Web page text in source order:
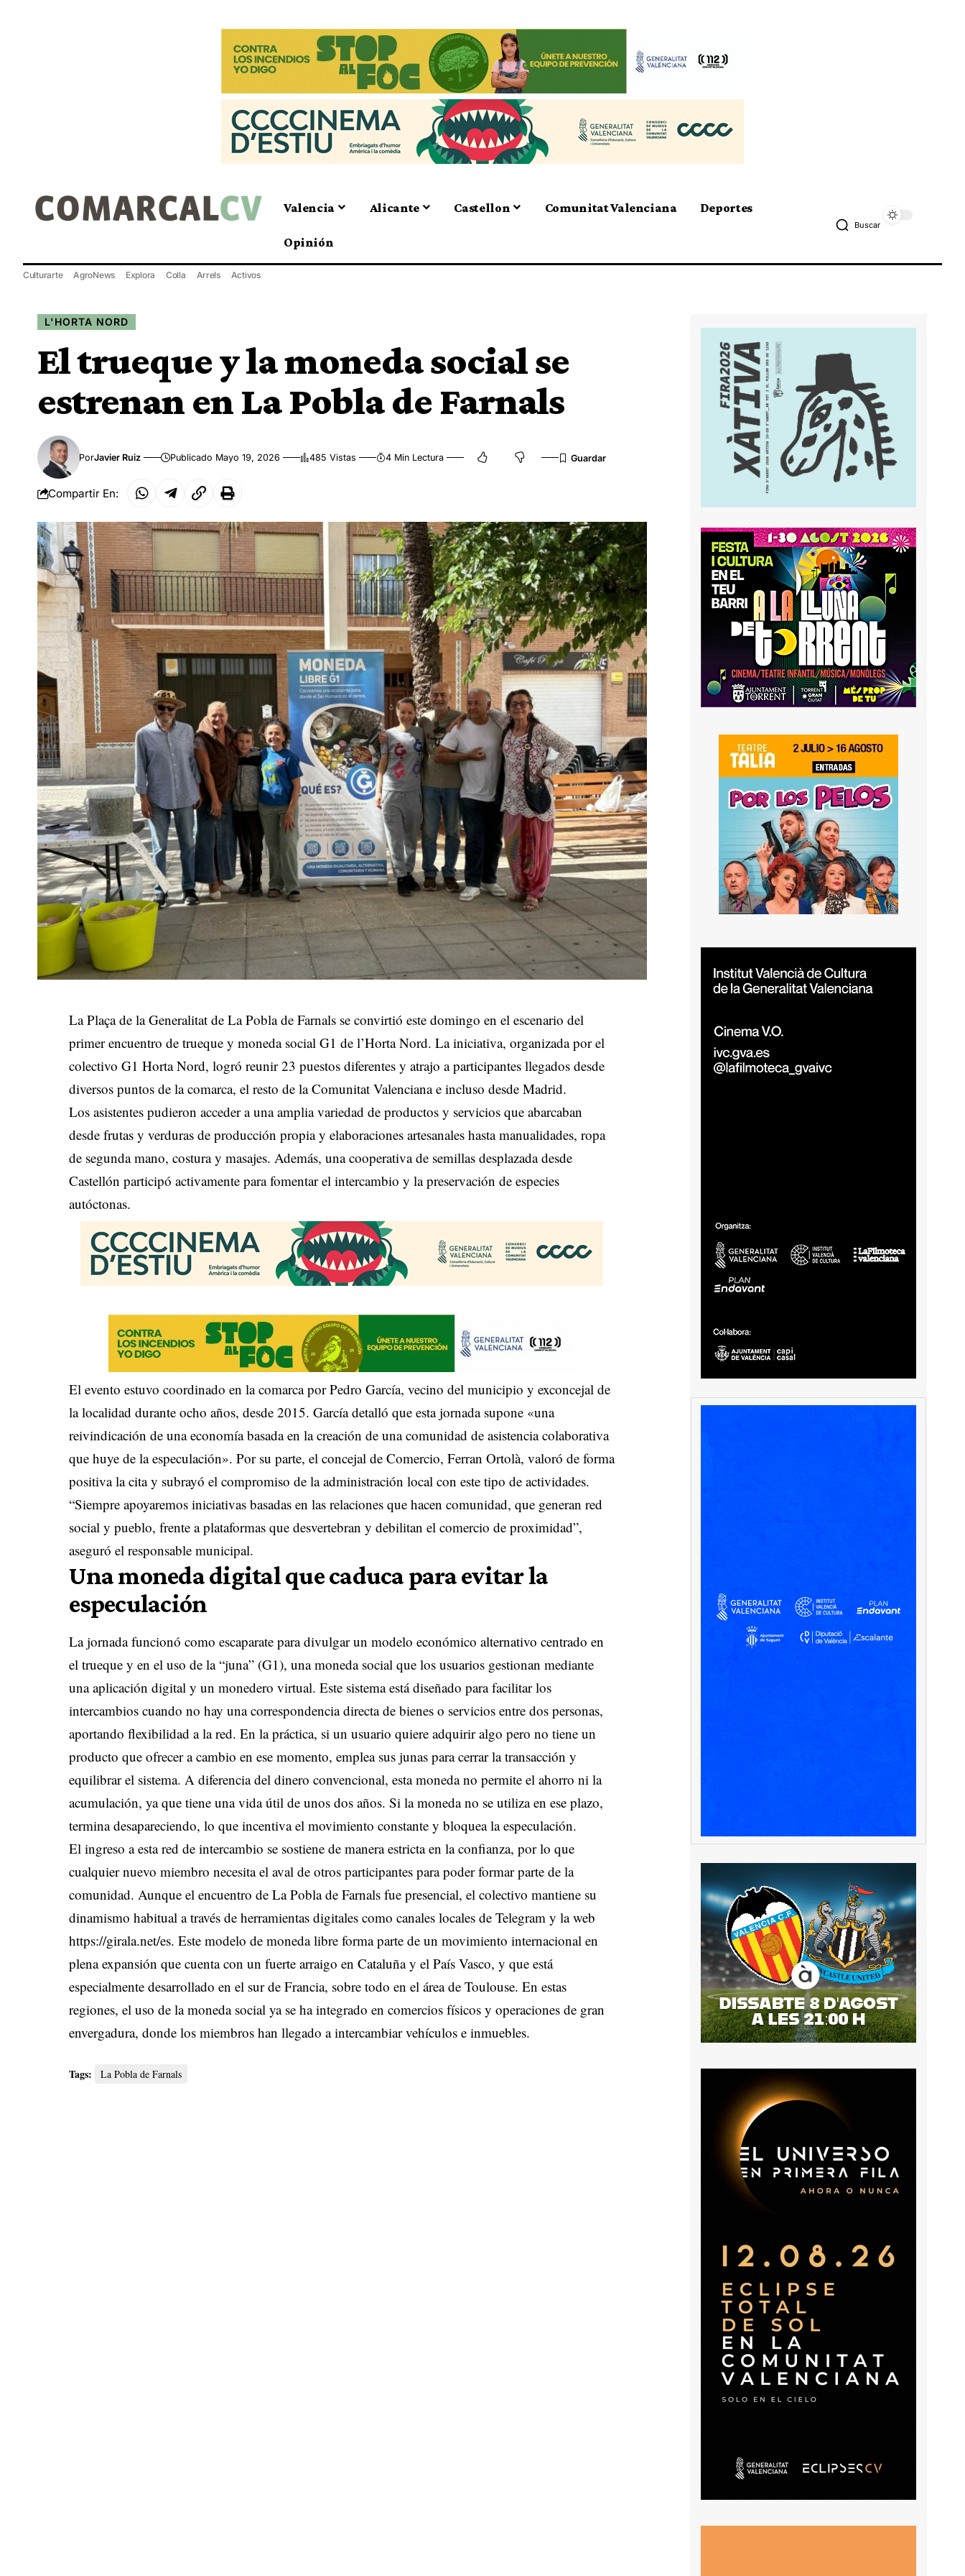
Valencia Alicante Castellon Comunitat Valenciana Deportes
Opinión
Buscar
Culturarte AgroNews Explora Colla Arrels Activos
L'HORTA NORD
El trueque y la moneda social se
estrenan en La Pobla de Farnals
PorJavier Ruiz Publicado Mayo 19, 2026 485 Vistas 4 Min Lectura
Compartir En:
La Plaça de la Generalitat de La Pobla de Farnals se convirtió este domingo en el escenario del
primer encuentro de trueque y moneda social G1 de l’Horta Nord.La iniciativa, organizada por el
colectivo G1 Horta Nord, logró reunir 23 puestos diferentes y atrajo a participantes llegados desde
diversos puntos de la comarca, el resto de la Comunitat Valenciana e incluso desde Madrid.
Los asistentes pudieron acceder a una amplia variedad de productos y servicios que abarcaban
desde frutas y verduras de producción propia y elaboraciones artesanales hasta manualidades, ropa
de segunda mano, costura y masajes. Además, una cooperativa de semillas desplazada desde
Castellón participó activamente para fomentar el intercambio y la preservación de especies
autóctonas.
El evento estuvo coordinado en la comarca por Pedro García, vecino del municipio y exconcejal de
la localidad durante ocho años, desde 2015.García detalló que esta jornada supone «una
reivindicación de una economía basada en la creación de una comunidad de asistencia colaborativa
que huye de la especulación». Por su parte, el concejal de Comercio, Ferran Ortolà, valoró de forma
positiva la cita y subrayó el compromiso de la administración local con este tipo de actividades.
“Siempre apoyaremos iniciativas basadas en las relaciones que hacen comunidad, que generan red
social y pueblo, frente a plataformas que desvertebran y debilitan el comercio de proximidad”,
aseguró el responsable municipal.
Una moneda digital que caduca para evitar la
especulación
La jornada funcionó como escaparate para divulgar un modelo económico alternativo centrado en
el trueque y en el uso de la “juna” (G1), una moneda social que los usuarios gestionan mediante
una aplicación digital y un monedero virtual.Este sistema está diseñado para facilitar los
intercambios cuando no hay una correspondencia directa de bienes o servicios entre dos personas,
aportando flexibilidad a la red.En la práctica, si un usuario quiere adquirir algo pero no tiene un
producto que ofrecer a cambio en ese momento, emplea sus junas para cerrar la transacción y
equilibrar el sistema. A diferencia del dinero convencional, esta moneda no permite el ahorro ni la
acumulación, ya que tiene una vida útil de unos dos años.Si la moneda no se utiliza en ese plazo,
termina desapareciendo, lo que incentiva el movimiento constante y bloquea la especulación.
El ingreso a esta red de intercambio se sostiene de manera estricta en la confianza, por lo que
cualquier nuevo miembro necesita el aval de otros participantes para poder formar parte de la
comunidad. Aunque el encuentro de La Pobla de Farnals fue presencial, el colectivo mantiene su
dinamismo habitual a través de herramientas digitales como canales locales de Telegram y la web
https://girala.net/es.Este modelo de moneda libre forma parte de un movimiento internacional en
plena expansión que cuenta con un fuerte arraigo en Cataluña y el País Vasco, y que está
especialmente desarrollado en el sur de Francia, sobre todo en el área de Toulouse.En estas
regiones, el uso de la moneda social ya se ha integrado en comercios físicos y operaciones de gran
envergadura, donde los miembros han llegado a intercambiar vehículos e inmuebles.
Tags: La Pobla de Farnals